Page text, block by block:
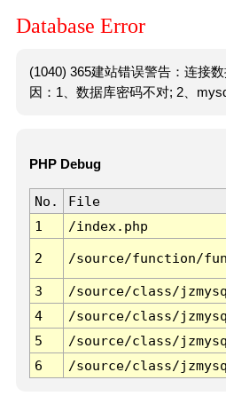
Database Error
(1040) 365建站错误警告：连接
因：1、数据库密码不对; 2、
PHP Debug
No. File
1
/index.php
2 /source/function/
3 /source/class/
4
/source/class/
5
/source/class/
6
/source/class/